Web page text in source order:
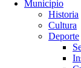
Municipio
Historia
Cultura
Deporte